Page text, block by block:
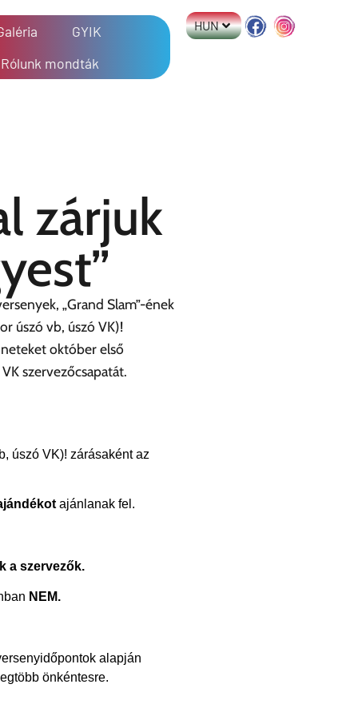
GYIK
Rólunk mondták
HUN
zárjuk
„Grand Slam”-ének
úszó vb, úszó VK)!
október első
szervezőcsapatát.
úszó VK)! zárásaként az
ajánlanak fel.
a szervezők.
NEM.
alapján
önkéntesre.